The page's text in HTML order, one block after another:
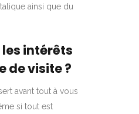
ainsi que du
intérêts
de visite ?
avant tout à vous
si tout est